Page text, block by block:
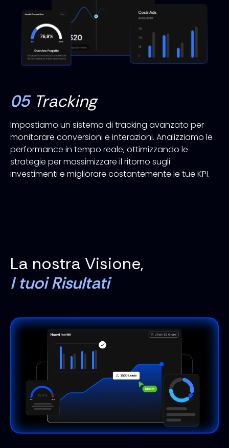
05 Tracking
Impostiamo un sistema di tracking avanzato per
monitorare conversioni e interazioni. Analizziamo le
performance in tempo reale, ottimizzando le
strategie per massimizzare il ritorno sugli
investimenti e migliorare costantemente le tue KPI.
La nostra Visione,
I tuoi Risultati